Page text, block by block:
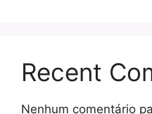
Recent
Nenhum comentário